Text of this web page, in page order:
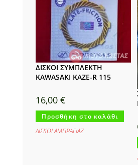
ΔΙΣΚΟΙ ΣΥΜΠΛΕΚΤΗ
KAWASAKI KAZE-R 115
16,00€
Προσθήκη στο καλάθι
ΔΙΣΚΟΙ ΑΜΠΡΑΓΙΑΖ